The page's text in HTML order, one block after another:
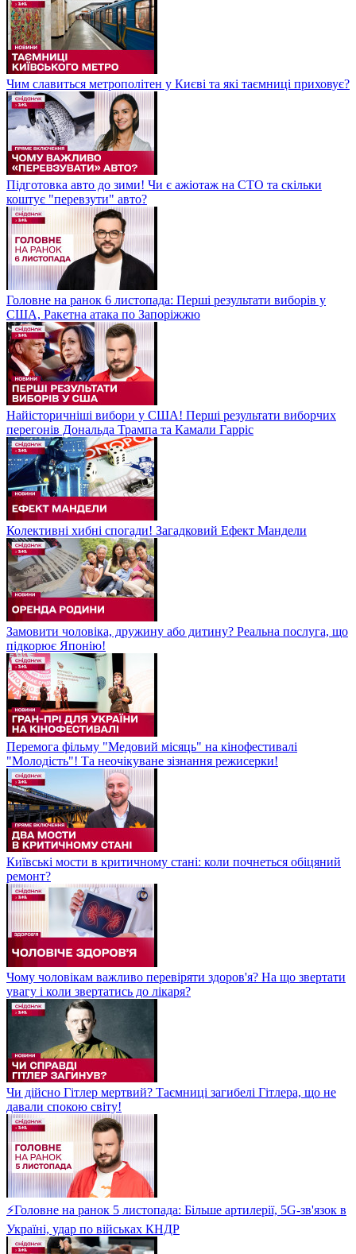
Чим славиться метрополітен у Києві та які таємниці приховує?
Підготовка авто до зими! Чи є ажіотаж на СТО та скільки
коштує "перевзути" авто?
Головне на ранок 6 листопада: Перші результати виборів у
США, Ракетна атака по Запоріжжю
Найісторичніші вибори у США! Перші результати виборчих
перегонів Дональда Трампа та Камали Гарріс
Колективні хибні спогади! Загадковий Ефект Мандели
Замовити чоловіка, дружину або дитину? Реальна послуга, що
підкорює Японію!
Перемога фільму "Медовий місяць" на кінофестивалі
"Молодість"! Та неочікуване зізнання режисерки!
Київські мости в критичному стані: коли почнеться обіцяний
ремонт?
Чому чоловікам важливо перевіряти здоров'я? На що звертати
увагу і коли звертатись до лікаря?
Чи дійсно Гітлер мертвий? Таємниці загибелі Гітлера, що не
давали спокою світу!
⚡Головне на ранок 5 листопада: Більше артилерії, 5G-зв'язок в
Україні, удар по військах КНДР